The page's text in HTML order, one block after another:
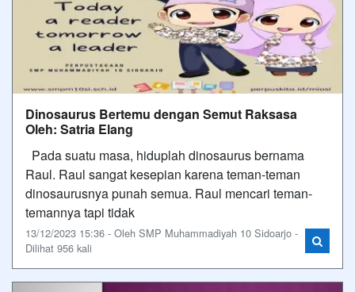
Dinosaurus Bertemu dengan Semut Raksasa
Oleh: Satria Elang
Pada suatu masa, hiduplah dinosaurus bernama
Raul. Raul sangat kesepian karena teman-teman
dinosaurusnya punah semua. Raul mencari teman-
temannya tapi tidak
13/12/2023 15:36 - Oleh SMP Muhammadiyah 10 Sidoarjo -
Dilihat 956 kali